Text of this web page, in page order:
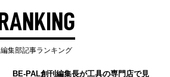
RANKING
編集部記事ランキング
BE-PAL創刊編集長が工具の専門店で見